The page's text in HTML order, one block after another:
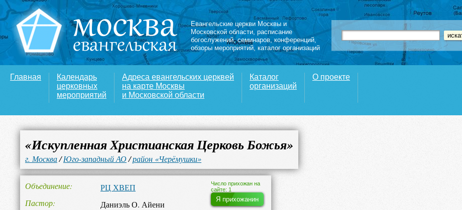
Евангельские церкви Москвы и
Московской области, расписание
богослужений,семинаров,конференций,
обзоры мероприятий, каталог организаций
Главная
Календарь
церковных
мероприятий
Адреса евангельских церквей
на карте Москвы
и Московской области
Каталог
организаций
О проекте
«Искупленная Христианская Церковь Божья»
г. Москва/Юго-западный АО/район «Черёмушки»
Число прихожан на
сайте: 1
Я прихожанин
Объединение
РЦ ХВЕП
Пастор
Даниэль О. Айени